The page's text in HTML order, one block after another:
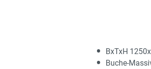
BxTxH
Buche-